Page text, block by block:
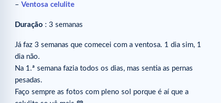
– Ventosa celulite
Duração : 3 semanas
Já faz 3 semanas que comecei com a ventosa. 1 dia sim, 1
dia não. ⁠
Na 1.ª semana fazia todos os dias, mas sentia as pernas
pesadas. ⁠
Faço sempre as fotos com pleno sol porque é aí que a